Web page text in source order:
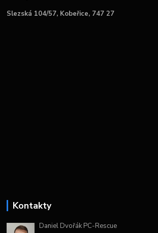
Slezská 104/57, Kobeřice, 747 27
Kontakty
Daniel Dvořák PC-Rescue